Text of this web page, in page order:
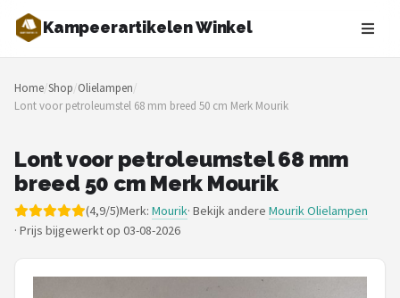
Kampeerartikelen Winkel
Zoeken
NAVIGATIE
Merken
Blog
Tenten
Home/Shop/Olielampen/
Lont voor petroleumstel 68 mm breed 50 cm Merk Mourik
Lont voor petroleumstel 68 mm
breed 50 cm Merk Mourik
(4,9/5)Merk: Mourik· Bekijk andere Mourik Olielampen
· Prijs bijgewerkt op 03-08-2026